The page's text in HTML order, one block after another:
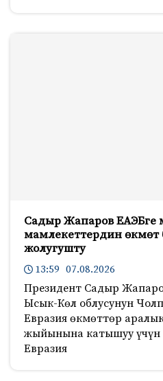
Садыр Жапаров ЕАЭБге
мамлекеттердин
жолугушту
13:59 07.08.2026
Президент Садыр
Ысык-Көл облусунун
Евразия өкмөттөр
жыйынына катышуу үчүн
Евразия